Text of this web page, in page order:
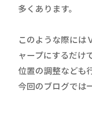
多くあります。
このような際には
ャープにするだけ
位置の調整なども
今回のブログでは